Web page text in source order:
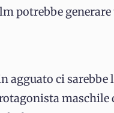
potrebbe generare
agguato ci sarebbe